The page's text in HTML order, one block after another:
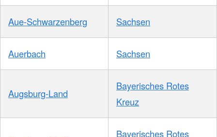
Aue-Schwarzenberg Sachsen
Auerbach Sachsen
Augsburg-Land
Bayerisches Rotes
Kreuz
Bayerisches Rotes